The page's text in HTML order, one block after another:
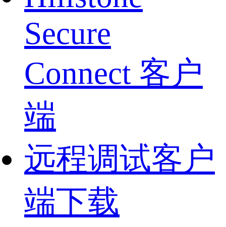
Secure
Connect 客户
端
远程调试客户
端下载